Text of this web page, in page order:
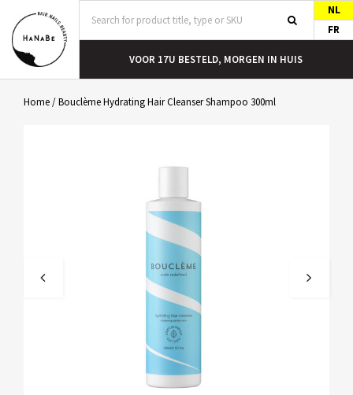
NL
FR
VOOR 17U BESTELD, MORGEN IN HUIS
Home/Bouclème Hydrating Hair Cleanser Shampoo 300ml